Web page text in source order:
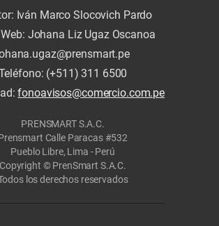
Iván Marco Slocovich Pardo
Johana Liz Ugaz Oscanoa
(+511) 311 6500
fonoavisos@comercio.com.pe
PRENSMART S.A.C.
Calle Paracas #532
Pueblo Libre, Lima - Perú
Copyright © PrenSmart S.A.C.
los derechos reservados